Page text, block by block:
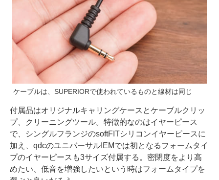
ケーブルは、SUPERIORで使われているものと線材は同じ
付属品はオリジナルキャリングケースとケーブルクリッ
プ、クリーニングツール。特徴的なのはイヤーピース
で、シングルフランジのsoftFITシリコンイヤーピースに
加え、qdcのユニバーサルIEMでは初となるフォームタイ
プのイヤーピースも3サイズ付属する。密閉度をより高
めたい、低音を増強したいという時はフォームタイプを